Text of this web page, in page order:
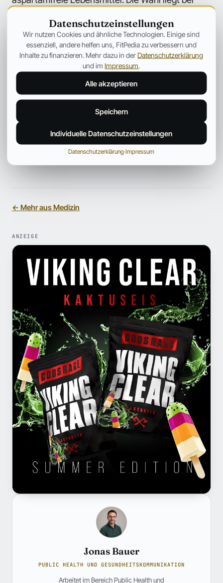
Quellen:
ulczycki A. Jr.: Aspartame-induced urticaria. In:
Annals of Internal Medicine. Vol. 104, Pg. 207,
1986
Schiffman, S.S. et al.
susceptibility to headache.In: N. Engl. J. Med. Bd.
317, S. 1181–1185, PMID 3657889
← Mehr aus Medizin
ANZEIGE
Jonas Bauer
PUBLIC HEALTH UND GESUNDHEITSKOMMUNIKATION
Arbeitet im Bereich Public Health und
Datenschutzeinstellungen
Wir nutzen Cookies und ähnliche Technologien. Einige sind
essenziell, andere helfen uns, FitPedia zu verbessern und
Inhalte zu finanzieren. Mehr dazu in der Datenschutzerklärung
und im Impressum.
Alle akzeptieren
Speichern
Individuelle Datenschutzeinstellungen
Datenschutzerklärung·Impressum